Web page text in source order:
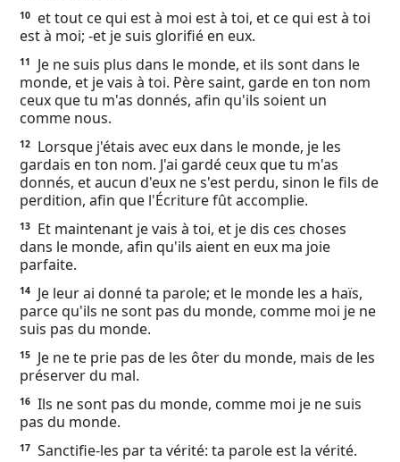
10
et tout ce qui est à moi est à toi, et ce qui est à toi
est à moi; -et je suis glorifié en eux.
11
Je ne suis plus dans le monde, et ils sont dans le
monde, et je vais à toi. Père saint, garde en ton nom
ceux que tu m'as donnés, afin qu'ils soient un
comme nous.
12
Lorsque j'étais avec eux dans le monde, je les
gardais en ton nom. J'ai gardé ceux que tu m'as
donnés, et aucun d'eux ne s'est perdu, sinon le fils de
perdition, afin que l'Écriture fût accomplie.
13
Et maintenant je vais à toi, et je dis ces choses
dans le monde, afin qu'ils aient en eux ma joie
parfaite.
14
Je leur ai donné ta parole; et le monde les a haïs,
parce qu'ils ne sont pas du monde, comme moi je ne
suis pas du monde.
15
Je ne te prie pas de les ôter du monde, mais de les
préserver du mal.
16 Ils ne sont pas du monde, comme moi je ne suis
pas du monde.
17 Sanctifie-les par ta vérité: ta parole est la vérité.